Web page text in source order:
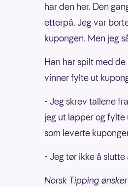
har den her. Den
etterpå. Jeg var
kupongen. Men jeg
Han har spilt med
vinner fylte ut
- Jeg skrev tallene
jeg ut lapper og fylte
som leverte
- Jeg tør ikke å
Norsk Tipping